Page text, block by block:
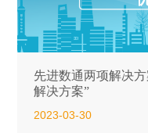
先进数通两项解决
解决方案”
2023-03-30